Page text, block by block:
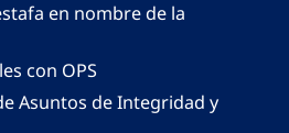
en nombre de la
con OPS
Asuntos de Integridad y